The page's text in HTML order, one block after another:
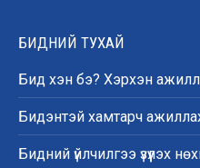
БИДНИЙ ТУХАЙ
Бид хэн бэ? Хэрхэн
Бидэнтэй хамтарч
Бидний үйлчилгээ үзүүлэх